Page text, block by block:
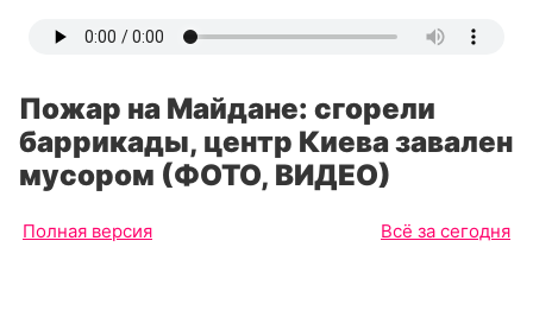
Пожар на Майдане: сгорели
баррикады, центр Киева завален
мусором (ФОТО, ВИДЕО)
Полная версия Всё за сегодня